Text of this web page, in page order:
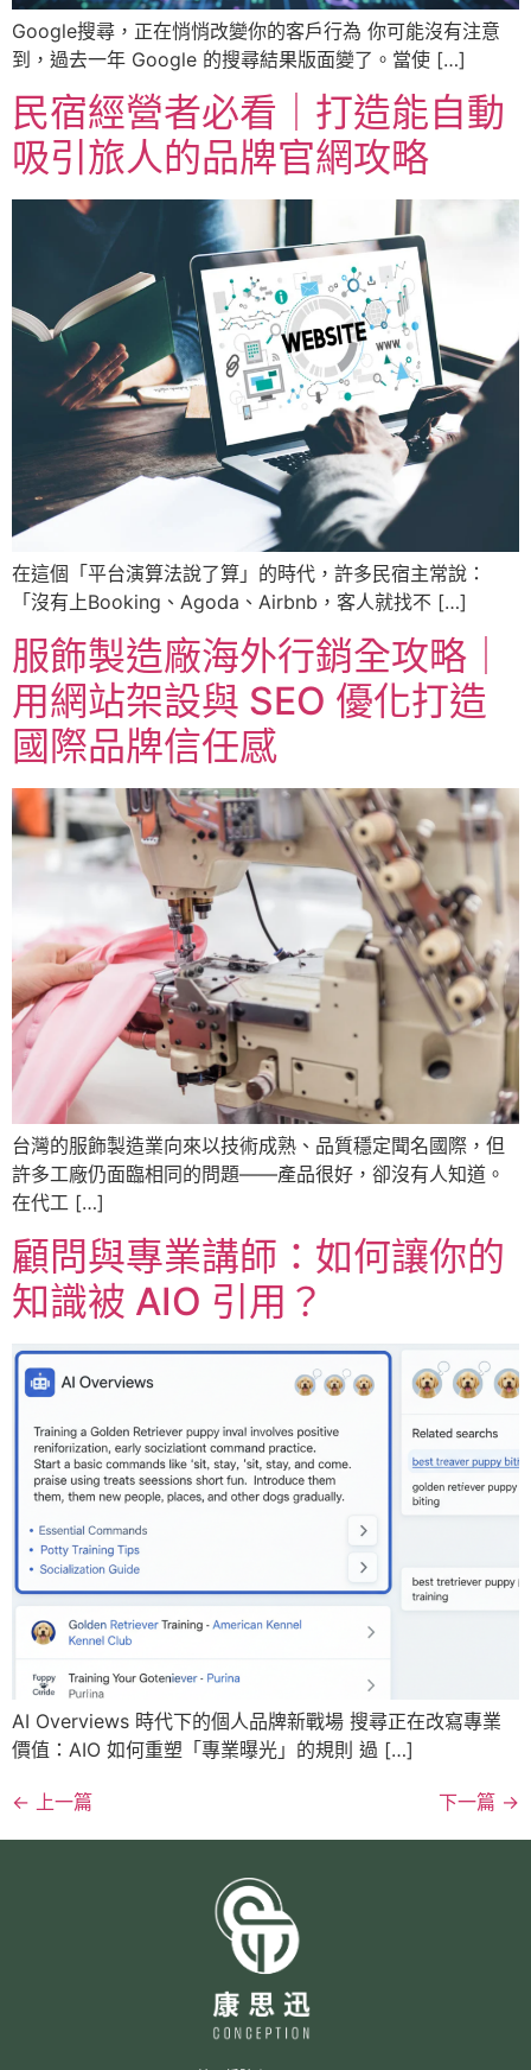
Google搜尋，正在悄悄改變你的客戶行為 你可能沒有注意
到，過去一年 Google 的搜尋結果版面變了。當使 […]
民宿經營者必看｜打造能自動
吸引旅人的品牌官網攻略
在這個「平台演算法說了算」的時代，許多民宿主常說：
「沒有上Booking、Agoda、Airbnb，客人就找不 […]
服飾製造廠海外行銷全攻略｜
用網站架設與 SEO 優化打造
國際品牌信任感
台灣的服飾製造業向來以技術成熟、品質穩定聞名國際，但
許多工廠仍面臨相同的問題——產品很好，卻沒有人知道。
在代工 […]
顧問與專業講師：如何讓你的
知識被 AIO 引用？
AI Overviews 時代下的個人品牌新戰場 搜尋正在改寫專業
價值：AIO 如何重塑「專業曝光」的規則 過 […]
← 上一篇 下一篇 →